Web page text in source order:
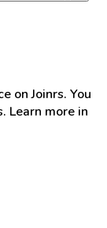
on Joinrs. You
Learn more in